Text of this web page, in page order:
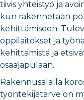
tiivis yhteistyö ja
kun rakennetaan
kehittämiseen.
oppilaitokset ja
kehittämistä ja
osaajapulaan.
Rakennusalalla
työntekijätarve on